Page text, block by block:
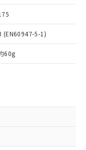
(EN60947-5-1)
60g
洩または開
。
ト作成サー
には、I-Web
いる必要が
用すること
「1.共同利
より、予定
）
いて有害物
刻な影響を
門へお問
3の内容を当
た当社は、
関係者が違
場合は、取
庫状況の
機種